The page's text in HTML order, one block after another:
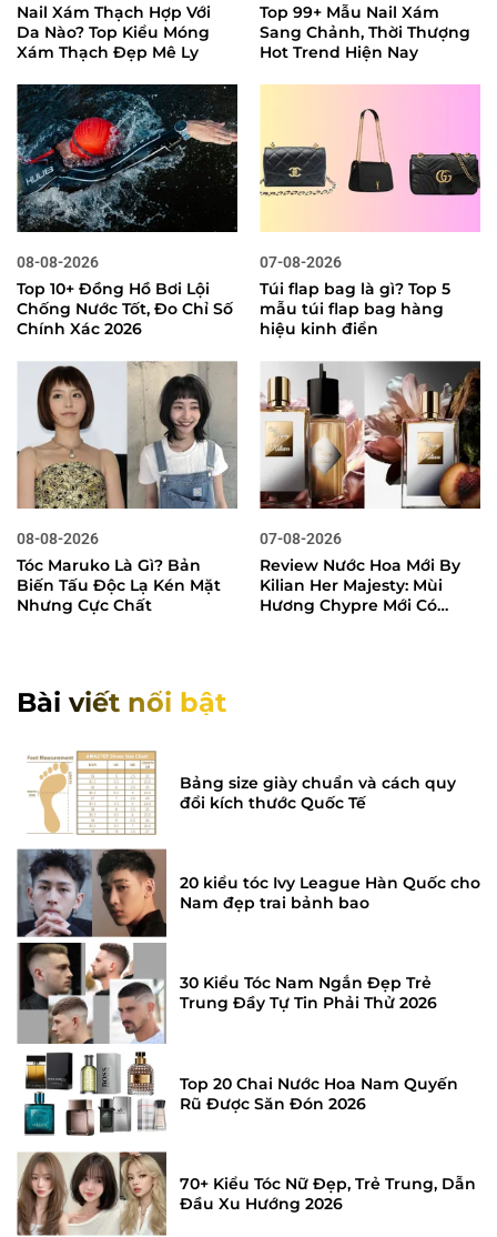
Nail Xám Thạch Hợp Với
Da Nào? Top Kiểu Móng
Xám Thạch Đẹp Mê Ly
Top 99+ Mẫu Nail Xám
Sang Chảnh, Thời Thượng
Hot Trend Hiện Nay
08-08-2026
Top 10+ Đồng Hồ Bơi Lội
Chống Nước Tốt, Đo Chỉ Số
Chính Xác 2026
07-08-2026
Túi flap bag là gì? Top 5
mẫu túi flap bag hàng
hiệu kinh điển
08-08-2026
Tóc Maruko Là Gì? Bản
Biến Tấu Độc Lạ Kén Mặt
Nhưng Cực Chất
07-08-2026
Review Nước Hoa Mới By
Kilian Her Majesty: Mùi
Hương Chypre Mới Có
Bài viết nổi bật
Bảng size giày chuẩn và cách quy
đổi kích thước Quốc Tế
20 kiểu tóc Ivy League Hàn Quốc cho
Nam đẹp trai bảnh bao
30 Kiểu Tóc Nam Ngắn Đẹp Trẻ
Trung Đầy Tự Tin Phải Thử 2026
Top 20 Chai Nước Hoa Nam Quyến
Rũ Được Săn Đón 2026
70+ Kiểu Tóc Nữ Đẹp, Trẻ Trung, Dẫn
Đầu Xu Hướng 2026